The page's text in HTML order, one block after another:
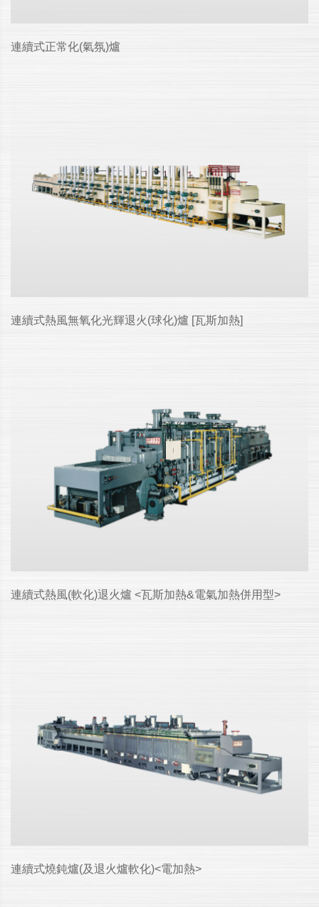
連續式正常化(氣氛)爐
連續式熱風無氧化光輝退火(球化)爐 [瓦斯加熱]
連續式熱風(軟化)退火爐 <瓦斯加熱&電氣加熱併用型>
連續式燒鈍爐(及退火爐軟化)<電加熱>